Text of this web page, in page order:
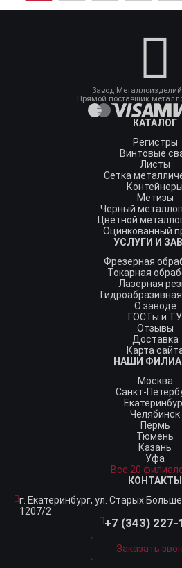
Завод
Прямой поставщик
КАТАЛОГ
Регистры
Винтовые
Листы
Сетка
Контейнеры
Метизы
Черный
Цветной
Оцинкованный
УСЛУГИ И
Фрезерная
Токарная
Лазерная
О заводе
ГОСТы и ТУ
Отзывы
Доставка
Карта
НАШИ
Москва
Санкт-
Челябинск
Пермь
Тюмень
Казань
Уфа
Все 20
КОНТАКТЫ
г. Екатеринбург, ул. Старых
1207/2
+7 (343) 227-
Заказать